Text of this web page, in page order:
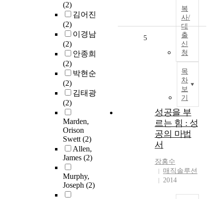
(2)
김어진
(2)
이경남
(2)
안종희
(2)
박현순
(2)
김태광
(2)
Marden,
Orison
Swett(2)
Allen,
James (2)
Murphy,
Joseph (2)
복
사/
대
출
신
청
목
차
보
기
5
성공을 부
르는 힘 : 성
공의 마법
서
장홍수
매직솔루션
2014